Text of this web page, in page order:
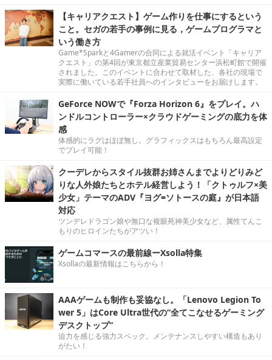
【キャリアクエスト】ゲーム作りを仕事にするという
こと。セガの若手の事例に見る，ゲームプログラマと
いう働き方
Game*Sparkと4Gamerの合同による就活イベント「キャリア
クエスト」の第4回が東京都立産業貿易センター浜松町館で開催
されました。このイベントに合わせて取材した、各社の現場で
実際に働いている若手社員へのインタビューをお届けします。
GeForce NOWで『Forza Horizon 6』をプレイ。ハ
ンドルコントローラー×クラウドゲーミングの底力を体
感
体感的にラグはほぼ無し。グラフィックスはもちろん最高設定
でプレイ可能！
クーデレからスタイル抜群お姉さんまでよりどりみど
りな人外娘たちとホテル経営しよう！「クトゥルフ×美
少女」テーマのADV『ヨグ=ソトースの庭』が日本語
対応
ツンデレドラゴン娘や無口な複眼死神美少女など、属性てんこ
もりのヒロインたちがアツい！
ゲームコマースの最前線ーXsolla特集
Xsollaの最新情報はこちらから！
AAAゲームも制作も妥協なし。「Lenovo Legion To
wer 5」はCore Ultra世代の“全てこなせるゲーミング
デスクトップ”
迫力を感じる強力スペック。メンテナンスしやすい構造もあり
がたい！